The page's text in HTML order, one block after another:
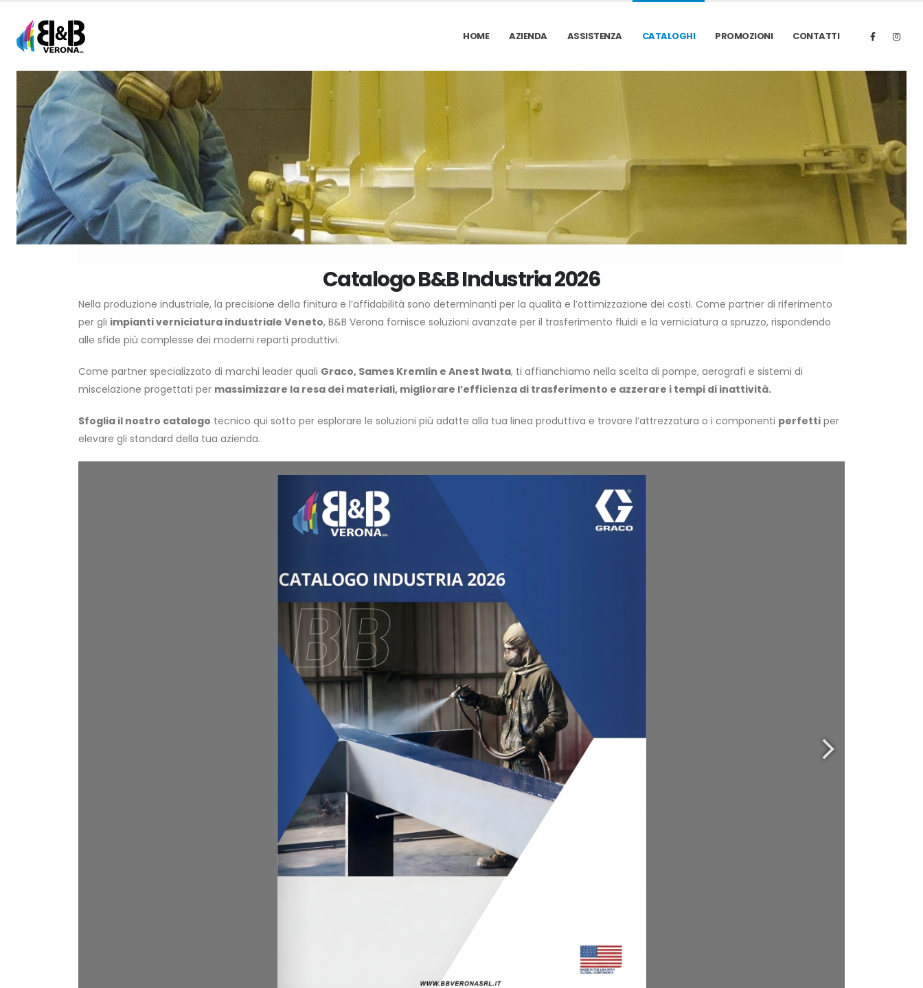
HOME AZIENDA ASSISTENZA CATALOGHI PROMOZIONI CONTATTI
Catalogo B&B Industria 2026
Nella produzione industriale, la precisione della finitura e l’affidabilità sono determinanti per la qualità e l’ottimizzazione dei costi. Come partner di riferimento
per gli impianti verniciatura industriale Veneto, B&B Verona fornisce soluzioni avanzate per il trasferimento fluidi e la verniciatura a spruzzo, rispondendo
alle sfide più complesse dei moderni reparti produttivi.
Come partner specializzato di marchi leader quali Graco, Sames Kremlin e Anest Iwata, ti affianchiamo nella scelta di pompe, aerografi e sistemi di
miscelazione progettati per massimizzare la resa dei materiali, migliorare l’efficienza di trasferimento e azzerare i tempi di inattività.
Sfoglia il nostro catalogo tecnico qui sotto per esplorare le soluzioni più adatte alla tua linea produttiva e trovare l’attrezzatura o i componenti perfetti per
elevare gli standard della tua azienda.